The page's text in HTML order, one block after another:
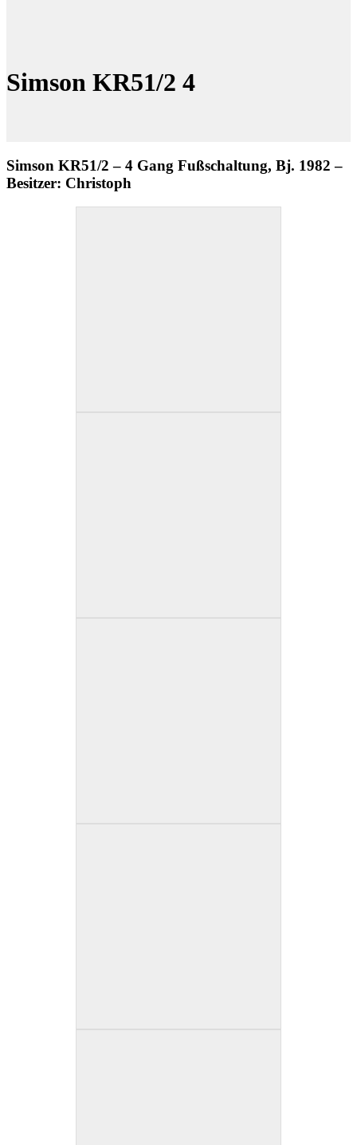
Simson KR51/2 4
Simson KR51/2 – 4 Gang Fußschaltung, Bj. 1982 –
Besitzer: Christoph